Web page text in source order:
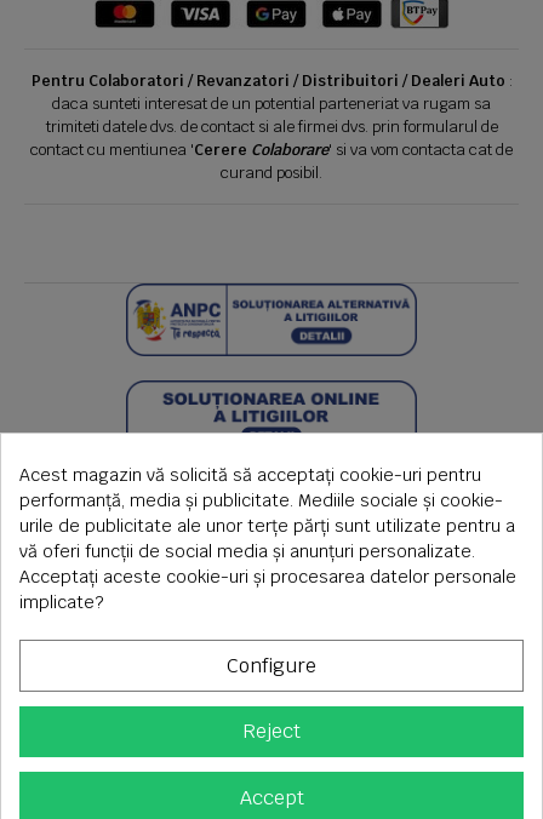
Pentru Colaboratori / Revanzatori / Distribuitori / Dealeri Auto :
daca sunteti interesat de un potential parteneriat va rugam sa
trimiteti datele dvs. de contact si ale firmei dvs. prin formularul de
contact cu mentiunea 'Cerere Colaborare' si va vom contacta cat de
curand posibil.
Copyright © 2026 S.C. Rimi S.R.L. , Reg.Com: J1992000639351,
CUI: RO1824566
Tel fix: 0256-275 273 mobil: 0720 699 655 ,
Acest magazin vă solicită să acceptați cookie-uri pentru
performanță, media și publicitate. Mediile sociale și cookie-
urile de publicitate ale unor terțe părți sunt utilizate pentru a
vă oferi funcții de social media și anunțuri personalizate.
Acceptați aceste cookie-uri și procesarea datelor personale
implicate?
Configure
Reject
Accept